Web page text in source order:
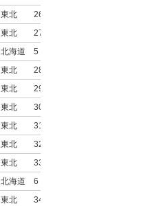
東北
26
東北
27
北海道
5
東北
28
東北
29
東北
30
東北
31
東北
32
東北
33
北海道
6
東北
34